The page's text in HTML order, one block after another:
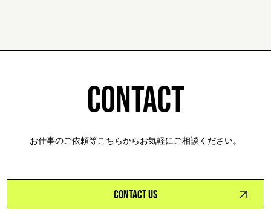
CONTACT
お仕事のご依頼等こちらからお気軽にご相談ください。
CONTACT US